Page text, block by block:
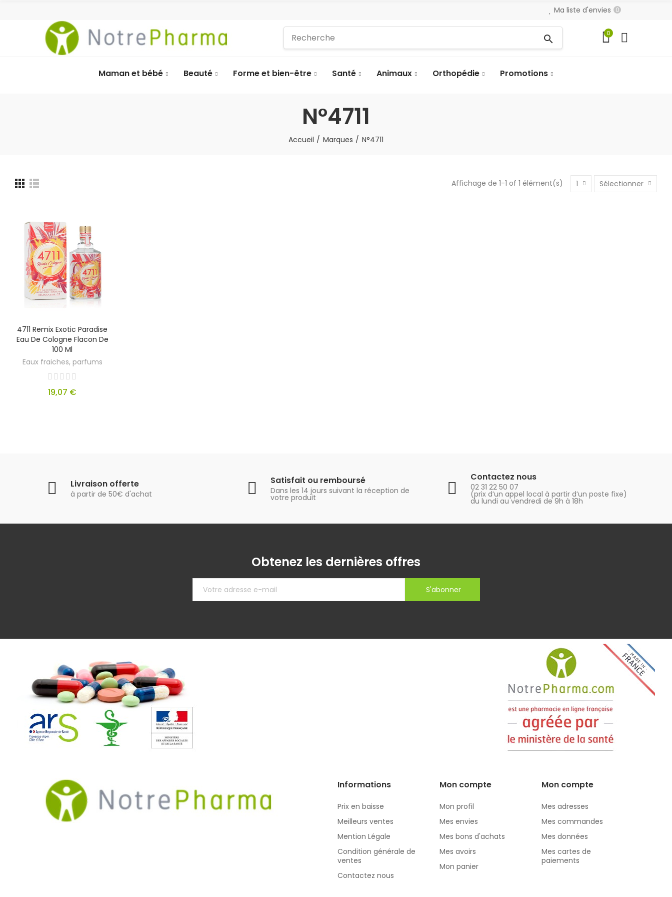
Ma liste d'envies 0
search 0
Maman et bébé Beauté Forme et bien-être Santé Animaux Orthopédie Promotions
N°4711
Accueil Marques N°4711
Affichage de 1-1 of 1 élément(s) 1 Sélectionner
4711 Remix Exotic Paradise
Eau De Cologne Flacon De
100 Ml
Eaux fraiches, parfums
19,07 €
Livraison offerte
à partir de 50€ d'achat
Satisfait ou remboursé
Dans les 14 jours suivant la réception de
votre produit
Contactez nous
02 31 22 50 07
(prix d’un appel local à partir d’un poste fixe)
du lundi au vendredi de 9h à 18h
Obtenez les dernières offres
S'abonner
Informations
Prix en baisse
Meilleurs ventes
Mention Légale
Condition générale de
ventes
Contactez nous
Mon compte
Mon profil
Mes envies
Mes bons d'achats
Mes avoirs
Mon panier
Mon compte
Mes adresses
Mes commandes
Mes données
Mes cartes de
paiements